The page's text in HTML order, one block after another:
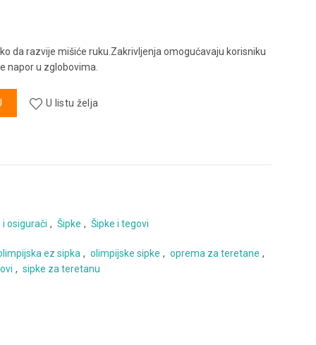
da razvije mišiće ruku.Zakrivljenja omogućavaju korisniku
napor u zglobovima.
U listu želja
osigurači , Šipke , Šipke i tegovi
ez sipka , olimpijske sipke , oprema za teretane ,
, sipke za teretanu